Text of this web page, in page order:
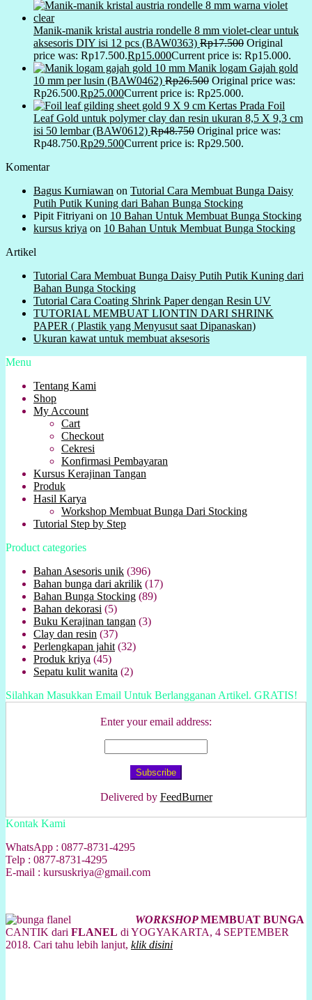
Manik-manik kristal austria rondelle 8 mm violet-clear untuk
aksesoris DIY isi 12 pcs (BAW0363) Rp17.500 Original
price was: Rp17.500.Rp15.000Current price is: Rp15.000.
Manik logam Gajah gold
10 mm per lusin (BAW0462) Rp26.500 Original price was:
Rp26.500.Rp25.000Current price is: Rp25.000.
Kertas Prada Foil
Leaf Gold untuk polymer clay dan resin ukuran 8,5 X 9,3 cm
isi 50 lembar (BAW0612) Rp48.750 Original price was:
Rp48.750.Rp29.500Current price is: Rp29.500.
Komentar
Bagus Kurniawan on Tutorial Cara Membuat Bunga Daisy
Putih Putik Kuning dari Bahan Bunga Stocking
Pipit Fitriyani on 10 Bahan Untuk Membuat Bunga Stocking
kursus kriya on 10 Bahan Untuk Membuat Bunga Stocking
Artikel
Tutorial Cara Membuat Bunga Daisy Putih Putik Kuning dari
Bahan Bunga Stocking
Tutorial Cara Coating Shrink Paper dengan Resin UV
TUTORIAL MEMBUAT LIONTIN DARI SHRINK
PAPER ( Plastik yang Menyusut saat Dipanaskan)
Ukuran kawat untuk membuat aksesoris
Menu
Tentang Kami
Shop
My Account
Cart
Checkout
Cekresi
Konfirmasi Pembayaran
Kursus Kerajinan Tangan
Produk
Hasil Karya
Workshop Membuat Bunga Dari Stocking
Tutorial Step by Step
Product categories
Bahan Asesoris unik (396)
Bahan bunga dari akrilik (17)
Bahan Bunga Stocking (89)
Bahan dekorasi (5)
Buku Kerajinan tangan (3)
Clay dan resin (37)
Perlengkapan jahit (32)
Produk kriya (45)
Sepatu kulit wanita (2)
Silahkan Masukkan Email Untuk Berlangganan Artikel. GRATIS!
Enter your email address:
Delivered by FeedBurner
Kontak Kami
WhatsApp : 0877-8731-4295
Telp : 0877-8731-4295
E-mail : kursuskriya@gmail.com
WORKSHOPMEMBUAT BUNGA
CANTIK dari FLANEL di YOGYAKARTA, 4 SEPTEMBER
2018. Cari tahu lebih lanjut, klik disini